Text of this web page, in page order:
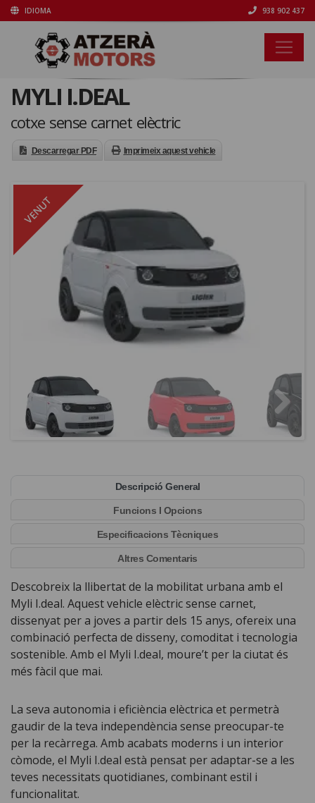
IDIOMA 938 902 437
MYLI I.DEAL
cotxe sense carnet elèctric
Descarregar PDF Imprimeix aquest vehicle
VENUT
Descripció General
Funcions I Opcions
Especificacions Tècniques
Altres Comentaris
Descobreix la llibertat de la mobilitat urbana amb el
Myli I.deal. Aquest vehicle elèctric sense carnet,
dissenyat per a joves a partir dels 15 anys, ofereix una
combinació perfecta de disseny, comoditat i tecnologia
sostenible. Amb el Myli I.deal, moure’t per la ciutat és
més fàcil que mai.
La seva autonomia i eficiència elèctrica et permetrà
gaudir de la teva independència sense preocupar-te
per la recàrrega. Amb acabats moderns i un interior
còmode, el Myli I.deal està pensat per adaptar-se a les
teves necessitats quotidianes, combinant estil i
funcionalitat.